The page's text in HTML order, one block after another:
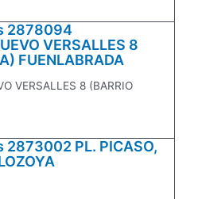
2878094
VERSALLES 8
FUENLABRADA
VERSALLES 8 (BARRIO
PL. PICASO,